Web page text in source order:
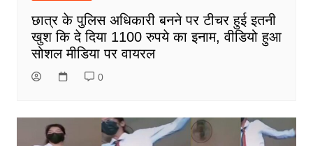
छात्र के पुलिस अधिकारी बनने पर टीचर हुई इतनी
खुश कि दे दिया 1100 रुपये का इनाम, वीडियो हुआ
सोशल मीडिया पर वायरल
0